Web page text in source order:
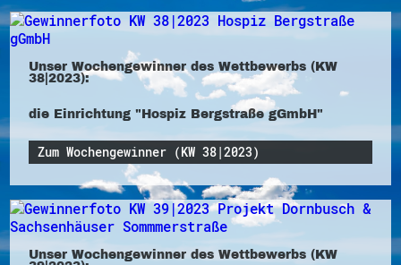
Unser Wochengewinner des Wettbewerbs (KW
38|2023):
die Einrichtung "Hospiz Bergstraße gGmbH"
Zum Wochengewinner (KW 38|2023)
Unser Wochengewinner des Wettbewerbs (KW